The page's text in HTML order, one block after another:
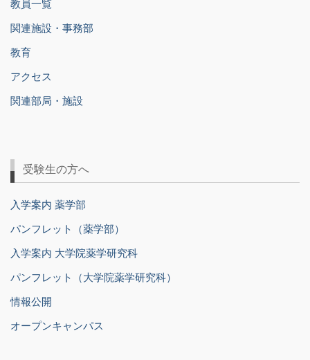
教員一覧
関連施設・事務部
教育
アクセス
関連部局・施設
受験生の方へ
入学案内 薬学部
パンフレット（薬学部）
入学案内 大学院薬学研究科
パンフレット（大学院薬学研究科）
情報公開
オープンキャンパス